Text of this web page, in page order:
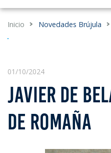
Inicio Novedades Brújula
01/10/2024
JAVIER DE
DE ROMAÑA